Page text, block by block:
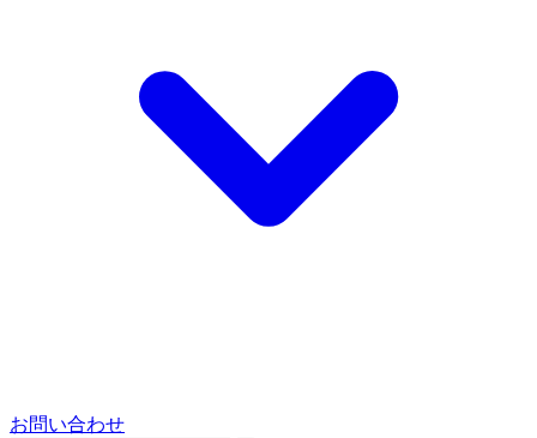
お問い合わせ